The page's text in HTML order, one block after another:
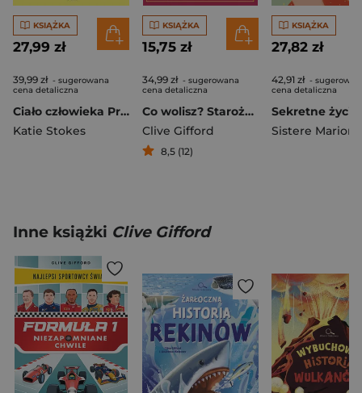
KSIĄŻKA
27,99 zł
39,99 zł - sugerowana
cena detaliczna
Ciało człowieka Przewodnik dla dzieci, które chcą poznać swoje ciało
Katie Stokes
KSIĄŻKA
15,75 zł
34,99 zł - sugerowana
cena detaliczna
Co wolisz? Starożytni Rzymianie
Clive Gifford
8,5 (12)
KSIĄŻKA
27,82 zł
42,91 zł -
cena detaliczna
Inne książki Clive Gifford